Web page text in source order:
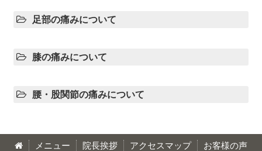
足部の痛みについて
膝の痛みについて
腰・股関節の痛みについて
メニュー 院長挨拶 アクセスマップ
お客様の声